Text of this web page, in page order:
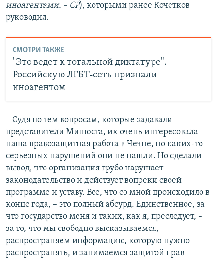
иноагентами. – СР), которыми ранее Кочетков
руководил.
СМОТРИ ТАКЖЕ
"Это ведет к тотальной диктатуре".
Российскую ЛГБТ-сеть признали
иноагентом
– Судя по тем вопросам, которые задавали
представители Минюста, их очень интересовала
наша правозащитная работа в Чечне, но каких-то
серьезных нарушений они не нашли. Но сделали
вывод, что организация грубо нарушает
законодательство и действует вопреки своей
программе и уставу. Все, что со мной происходило в
конце года, – это полный абсурд. Единственное, за
что государство меня и таких, как я, преследует, –
за то, что мы свободно высказываемся,
распространяем информацию, которую нужно
распространять, и занимаемся защитой прав